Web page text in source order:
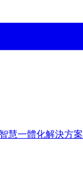
智慧一體化解決方案